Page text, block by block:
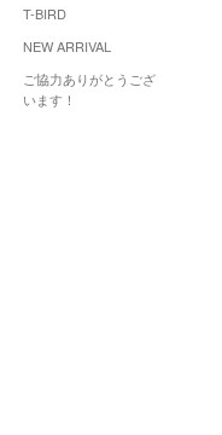
T-BIRD
NEW ARRIVAL
ご協力ありがとうござ
います！